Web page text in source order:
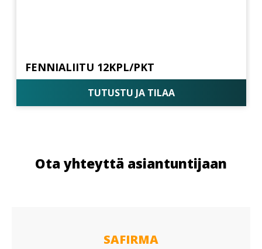
FENNIALIITU 12KPL/PKT
TUTUSTU JA TILAA
Ota yhteyttä asiantuntijaan
SAFIRMA